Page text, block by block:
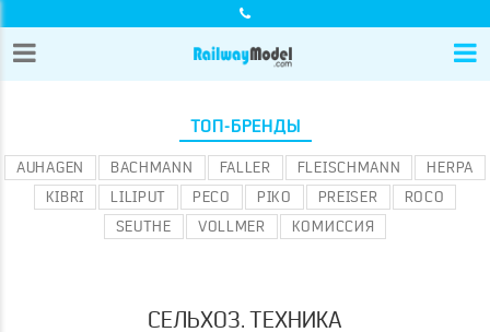
ТОП-БРЕНДЫ
AUHAGEN BACHMANN FALLER FLEISCHMANN
HERPA
KIBRI
LILIPUT PECO PIKO PREISER
ROCO
SEUTHE
VOLLMER КОМИССИЯ
СЕЛЬХОЗ. ТЕХНИКА